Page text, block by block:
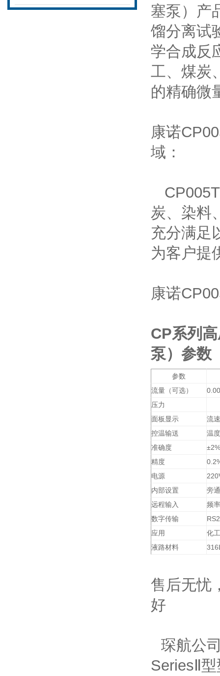
塞泵） 产
馏分离试
学合成反
工、煤炭
的精确微
康诺
域：
CP005T
炭、染料
充分满足
为客户提
康诺
CP系列
泵）参数
参数
流量（可选）
压力
面板显示
流速
控温输送
温
准确度
±2%
精度
电源
内部设置
旁
远程输入
频
数字传输
应用
化
液路材料
售后无忧
好
琛航公
Series Ⅱ